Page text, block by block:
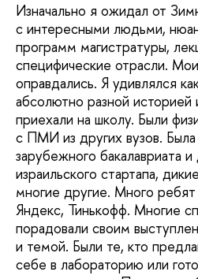
Изначально я ожидал от
с интересными людьми,
программ магистратуры,
специфические отрасли.
оправдались. Я удивлялся
абсолютно разной историей
приехали на школу. Были
с ПМИ из других вузов. Была
зарубежного бакалавриата и
израильского стартапа,
многие другие. Много
Яндекс, Тинькофф. Многие
порадовали своим
и темой. Были те, кто
себе в лабораторию или